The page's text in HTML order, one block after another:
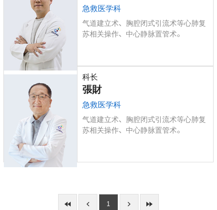
急救医学科
气道建立术、胸腔闭式引流术等心肺复
苏相关操作、中心静脉置管术。
科长
張財
急救医学科
气道建立术、胸腔闭式引流术等心肺复
苏相关操作、中心静脉置管术。
1